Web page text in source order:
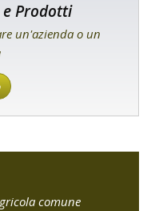
e Prodotti
un'azienda o un
comune